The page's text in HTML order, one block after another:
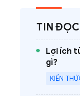
TIN ĐỌC
Lợi ích
gì?
KIẾN